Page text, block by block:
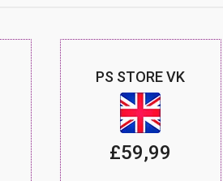
PS STORE VK
£59,99